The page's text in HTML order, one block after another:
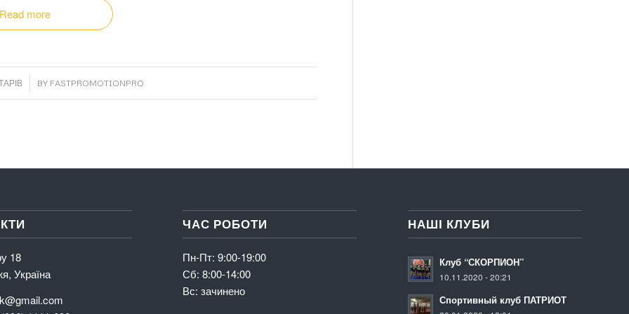
Read more
BY FASTPROMOTIONPRO
18
Україна
ЧАС РОБОТИ
Пн-Пт: 9:00-19:00
Сб: 8:00-14:00
Вс: зачинено
НАШІ КЛУБИ
Клуб “СКОРПИОН”
10.11.2020 - 20:21
Спортивный клуб ПАТРИОТ